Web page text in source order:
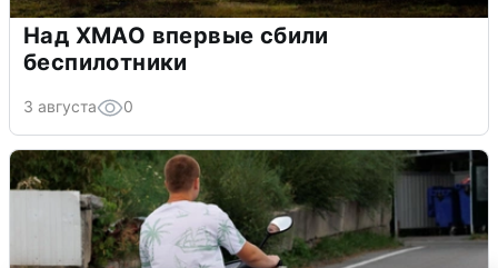
Над ХМАО впервые сбили
беспилотники
3 августа 0